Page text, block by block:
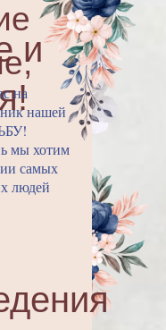
и
на
нашей
мы хотим
самых
людей